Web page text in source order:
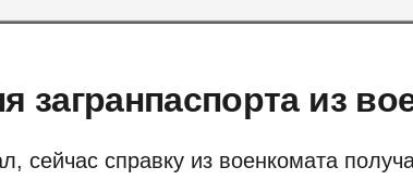
загранпаспорта из
сейчас справку из военкомата